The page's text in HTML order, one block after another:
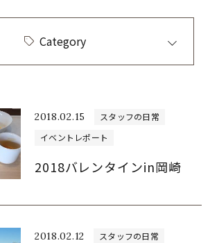
Category
2018.02.15
スタッフの日常
イベントレポート
2018バレンタインin岡崎
2018.02.12 スタッフの日常